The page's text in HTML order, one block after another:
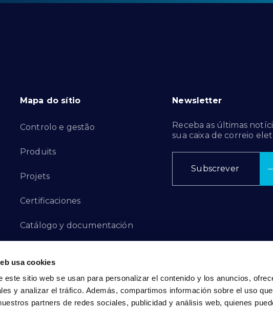
usa cookies
este sitio web se usan para personalizar el contenido y los anuncios,
y analizar el tráfico. Además, compartimos información sobre el uso
partners de redes sociales, publicidad y análisis web, quienes
Mapa do sítio
Controlo e gestão
Produits
Projets
Certificaciones
Catálogo y documentación
Canal de denuncias
Contact
Newsletter
Receba as últimas
sua caixa de correio
Subscrever